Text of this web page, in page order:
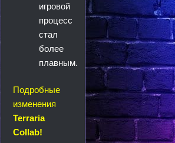
игровой
процесс
стал
более
плавным.
Подробные
изменения
Terraria
Collab!